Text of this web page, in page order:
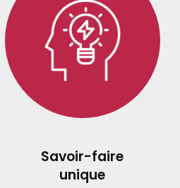
Savoir-faire
unique